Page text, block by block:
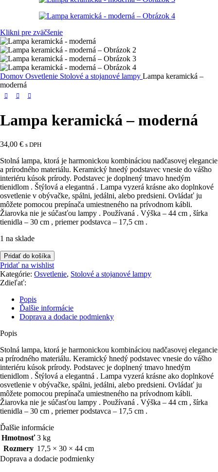
Klikni pre zväčšenie
Domov Osvetlenie Stolové a stojanové lampy Lampa keramická –
moderná
Lampa keramická – moderná
34,00 € s DPH
Stolná lampa, ktorá je harmonickou kombináciou nadčasovej elegancie
a prírodného materiálu. Keramický hnedý podstavec vnesie do vášho
interiéru kúsok prírody. Podstavec je doplnený tmavo hnedým
tienidlom . Štýlová a elegantná . Lampa vyzerá krásne ako doplnkové
osvetlenie v obývačke, spálni, jedálni, alebo predsieni. Ovládať ju
môžete pomocou prepínača umiestneného na prívodnom kábli.
Žiarovka nie je súčasťou lampy . Používaná . Výška – 44 cm , šírka
tienidla – 30 cm , priemer podstavca – 17,5 cm .
1 na sklade
množstvo
Lampa
keramická
-
Pridať do košíka
Pridať na wishlist
Kategórie: Osvetlenie, Stolové a stojanové lampy
Zdieľať:
Popis
Ďalšie informácie
Doprava a dodacie podmienky
Popis
Stolná lampa, ktorá je harmonickou kombináciou nadčasovej elegancie
a prírodného materiálu. Keramický hnedý podstavec vnesie do vášho
interiéru kúsok prírody. Podstavec je doplnený tmavo hnedým
tienidlom . Štýlová a elegantná . Lampa vyzerá krásne ako doplnkové
osvetlenie v obývačke, spálni, jedálni, alebo predsieni. Ovládať ju
môžete pomocou prepínača umiestneného na prívodnom kábli.
Žiarovka nie je súčasťou lampy . Používaná . Výška – 44 cm , šírka
tienidla – 30 cm , priemer podstavca – 17,5 cm .
Ďalšie informácie
Hmotnosť 3 kg
Rozmery 17,5 × 30 × 44 cm
Doprava a dodacie podmienky